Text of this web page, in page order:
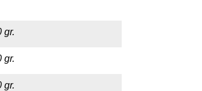
gr.
gr.
gr.